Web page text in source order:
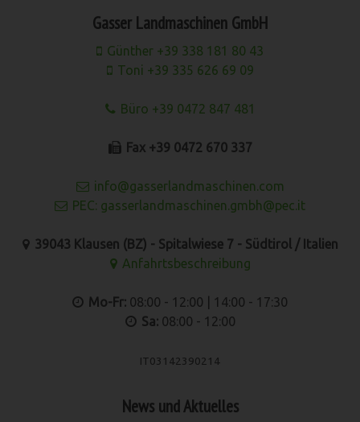
Gasser Landmaschinen GmbH
Günther +39 338 181 80 43
Toni +39 335 626 69 09
Büro +39 0472 847 481
Fax +39 0472 670 337
info@gasserlandmaschinen.com
PEC: gasserlandmaschinen.gmbh@pec.it
39043 Klausen (BZ) - Spitalwiese 7 - Südtirol / Italien
Anfahrtsbeschreibung
Mo-Fr: 08:00 - 12:00 | 14:00 - 17:30
Sa:08:00 - 12:00
IT03142390214
News und Aktuelles